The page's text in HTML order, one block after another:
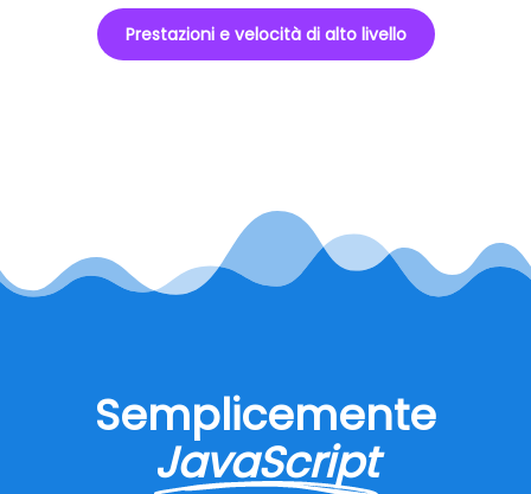
Prestazioni e velocità di alto livello
Semplicemente
JavaScript